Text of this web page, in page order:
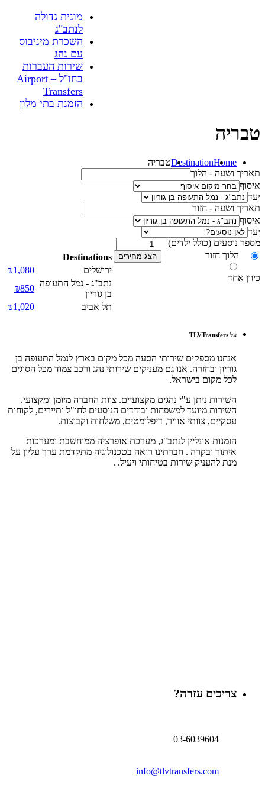
מונית גדולה
לנתב"ג
השכרת מיניבוס
עם נהג
שירות העברות
בחו"ל – Airport
Transfers
הזמנת בתי מלון
טבריה
Home
Destinationטבריה
תאריך ושעה - הלוך
איסוף
יעד
תאריך ושעה - חזור
איסוף
יעד
מספר נוסעים (כולל ילדים)
הלוך חזור
כיוון אחד
הצג מחירים
Destinations
ירושלים
₪1,080
נתב"ג - נמל התעופה
בן גוריון
₪850
תל אביב
₪1,020
על TLVTransfers
אנחנו מספקים שירותי הסעה מכל מקום בארץ לנמל התעופה בן
גוריון ובחזרה. אנו גם מעניקים שירותי נהג ורכב צמוד מכל הסוגים
לכל מקום בישראל.
השירות ניתן ע"י נהגים מקצועיים. צוות החברה מיומן ומקצועי.
השירות מיועד למשפחות ובודדים הנוסעים לחו"ל ותיירים, לקוחות
עסקיים, צוותי אוויר, דיפלומטים, משלחות וקבוצות.
הזמנות אונליין לנתב"ג, מערכת אופרציה ממוחשבת ומערכות
איתור ובקרה . חברתינו רואה בטכנולוגיה מתקדמת ערך עליון על
מנת להעניק שירות בטיחותי ויעיל. .
צריכים עזרה?
03-6039604
info@tlvtransfers.com